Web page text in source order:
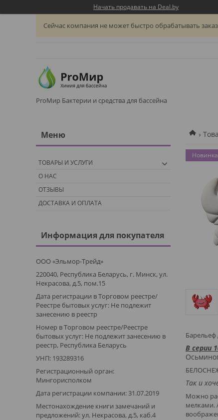
Начать продавать на Deal.by
Сейчас компания не может быстро обрабатывать
ProМир Бактерии и средства для бассейна
Новинка
Барельеф
В серии
Так и
Можно
мелками.
ТОВАРЫ И УСЛУГИ
О НАС
ОТЗЫВЫ
ДОСТАВКА И ОПЛАТА
Информация для покупателя
ООО «Эльмор-Трейд»
220040, Республика Беларусь, г. Минск, ул.
Некрасова, д.5, пом.15
Дата регистрации в Торговом реестре/
Реестре бытовых услуг: Не подлежит
занесению в реестр
Номер в Торговом реестре/Реестре
бытовых услуг: Не подлежит занесению в
реестр, Республика Беларусь
УНП: 193289316
Регистрационный орган:
Мингорисполком
Дата регистрации компании: 31.07.2019
Местонахождение книги замечаний и
предложений: ул. Некрасова, д.5, каб.4